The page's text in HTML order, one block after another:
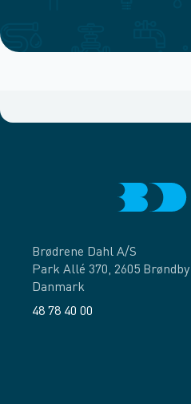
Brødrene Dahl A/S
Park Allé 370, 2605 Brøndby
Danmark
48 78 40 00